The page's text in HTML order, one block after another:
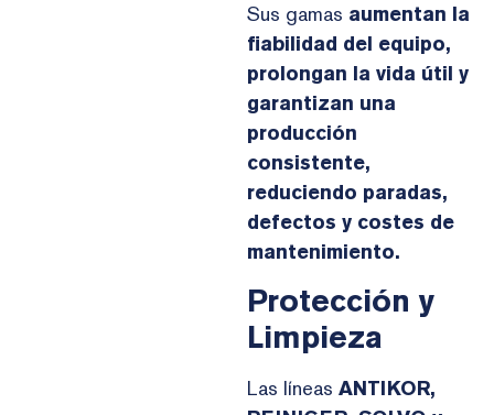
Sus gamas aumentan la
fiabilidad del equipo,
prolongan la vida útil y
garantizan una
producción
consistente,
reduciendo paradas,
defectos y costes de
mantenimiento.
Protección y
Limpieza
Las líneas ANTIKOR,